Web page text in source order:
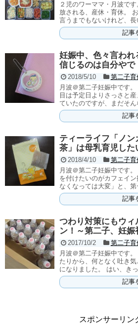
２児のワーママ・月波で
放される、産休・育休。
言うまでもないけれど、
記事
妊娠中、色々言わ
信じるのは自分やで
2018/5/10
第二子育
月波＠第二子妊娠中です
目は予定日よりさっさと
ていたのですが、まだそ
記事
ティーライフ「ノ
茶」は母乳育児した
2018/4/10
第二子育
月波＠第二子妊娠中です
を付けたいのがカフェイ
なくなっては大変」と、
記事
つわり対策にもウ
ン！～第二子、妊娠
2017/10/2
第二子育
月波＠第二子妊娠中です
たりから、何となく吐き
になりました。 はい、き
記事
スポンサーリン